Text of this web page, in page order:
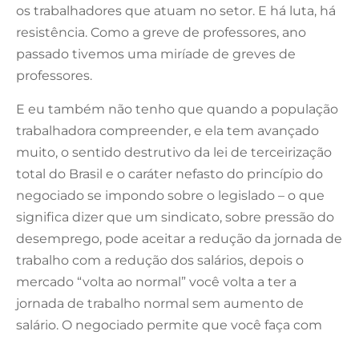
os trabalhadores que atuam no setor. E há luta, há
resistência. Como a greve de professores, ano
passado tivemos uma miríade de greves de
professores.
E eu também não tenho que quando a população
trabalhadora compreender, e ela tem avançado
muito, o sentido destrutivo da lei de terceirização
total do Brasil e o caráter nefasto do princípio do
negociado se impondo sobre o legislado – o que
significa dizer que um sindicato, sobre pressão do
desemprego, pode aceitar a redução da jornada de
trabalho com a redução dos salários, depois o
mercado “volta ao normal” você volta a ter a
jornada de trabalho normal sem aumento de
salário. O negociado permite que você faça com